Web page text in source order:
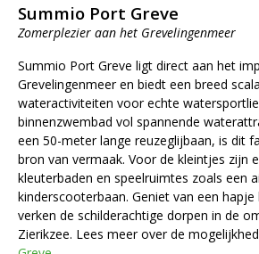
Summio Port Greve
Zomerplezier aan het Grevelingenmeer
Summio Port Greve ligt direct aan het
Grevelingenmeer en biedt een breed
wateractiviteiten voor echte
binnenzwembad vol spannende
een 50-meter lange reuzeglijbaan, is dit
bron van vermaak. Voor de kleintjes zijn
kleuterbaden en speelruimtes zoals een
kinderscooterbaan. Geniet van een
verken de schilderachtige dorpen in de
Zierikzee. Lees meer over de